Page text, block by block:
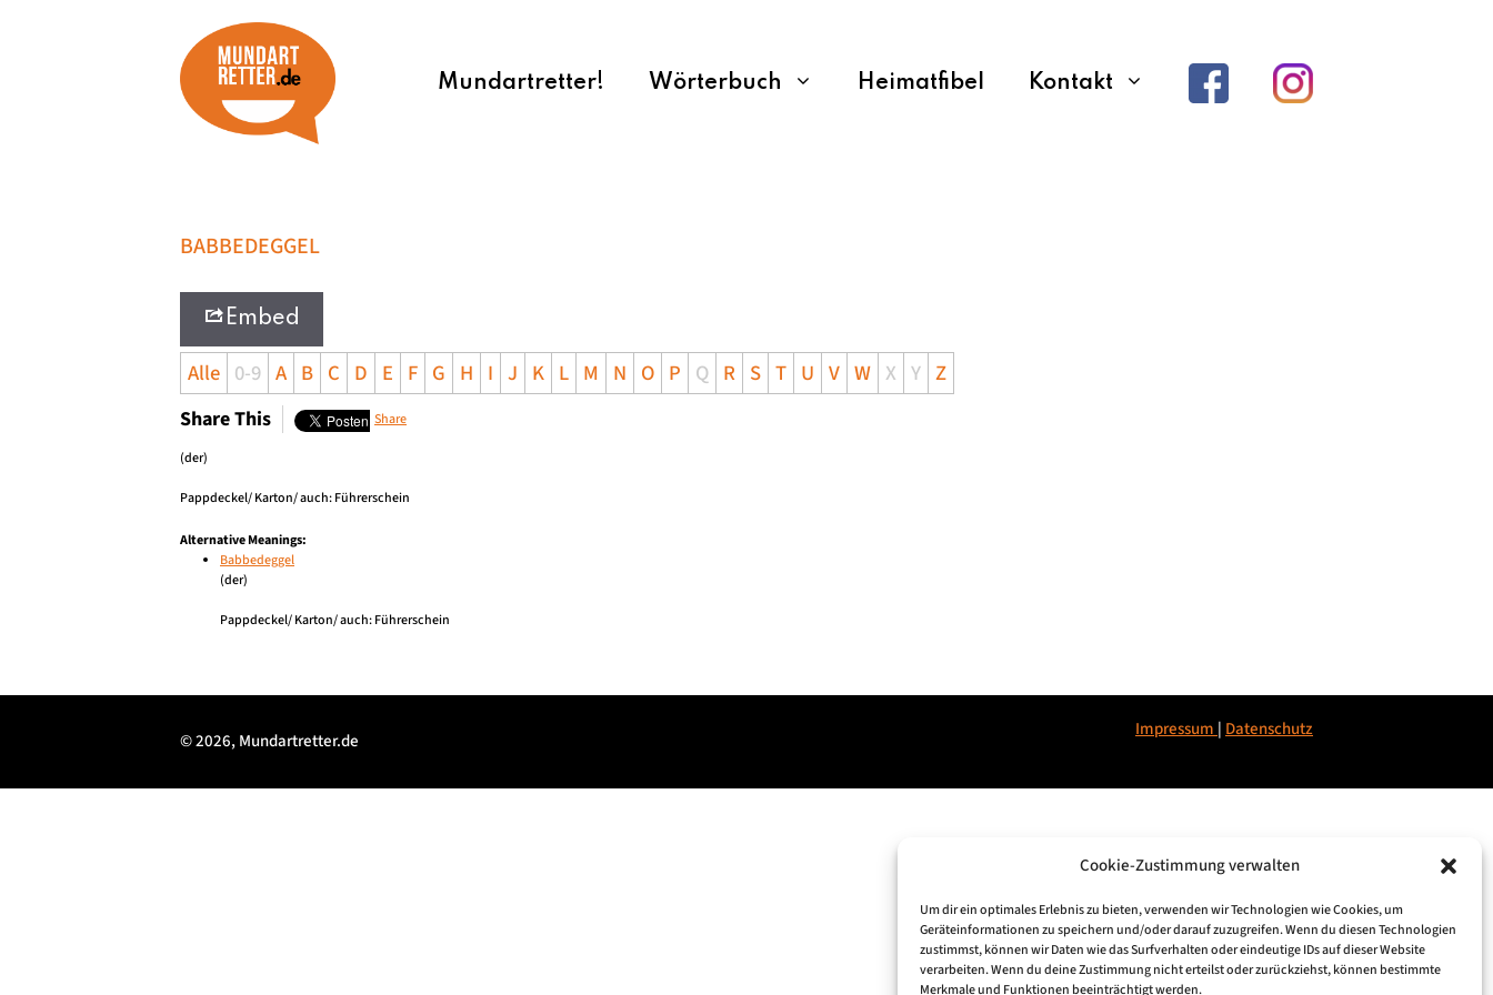
Cookie-Zustimmung verwalten
Um dir ein optimales Erlebnis zu bieten, verwenden wir Technologien wie Cookies, um
Geräteinformationen zu speichern und/oder darauf zuzugreifen. Wenn du diesen Technologien
zustimmst, können wir Daten wie das Surfverhalten oder eindeutige IDs auf dieser Website
verarbeiten. Wenn du deine Zustimmung nicht erteilst oder zurückziehst, können bestimmte
Merkmale und Funktionen beeinträchtigt werden.
Mundartretter! Wörterbuch Heimatfibel Kontakt
BABBEDEGGEL
Embed
Alle 0-9 A B C D E F G H I J K L M N O P Q R S T U V W X Y Z
Share This Share
(der)
Pappdeckel/ Karton/ auch: Führerschein
Alternative Meanings:
Babbedeggel
(der)
Pappdeckel/ Karton/ auch: Führerschein
Impressum | Datenschutz
© 2026, Mundartretter.de